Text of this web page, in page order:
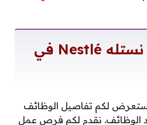
وظائف شركة نستله Nestlé في
لكم تفاصيل الوظائف
الوظائف. نقدم لكم فرص عمل